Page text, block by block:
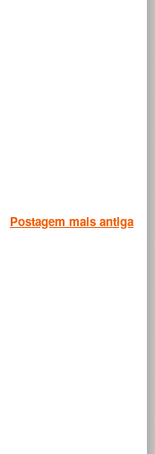
Postagem mais antiga